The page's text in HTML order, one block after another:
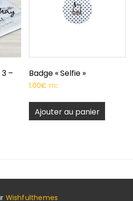
– Badge « Selfie »
1.00€ TTC
Ajouter au panier
Wishfulthemes